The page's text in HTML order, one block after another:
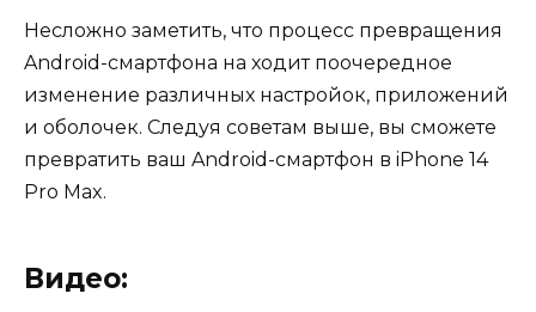
Несложно заметить, что процесс превращения
Android-смартфона на ходит поочередное
изменение различных настройок, приложений
и оболочек. Следуя советам выше, вы сможете
превратить ваш Android-смартфон в iPhone 14
Pro Max.
Видео: